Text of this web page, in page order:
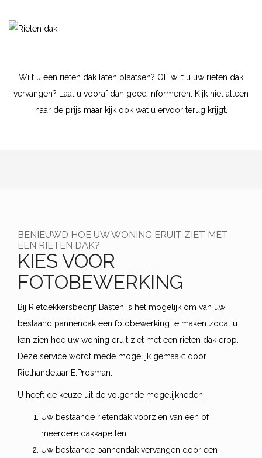
Wilt u een rieten dak laten plaatsen? OF wilt u uw rieten dak
vervangen? Laat u vooraf dan goed informeren. Kijk niet alleen
naar de prijs maar kijk ook wat u ervoor terug krijgt.
BENIEUWD HOE UW WONING ERUIT ZIET MET
EEN RIETEN DAK?
KIES VOOR
FOTOBEWERKING
Bij Rietdekkersbedrijf Basten is het mogelijk om van uw
bestaand pannendak een fotobewerking te maken zodat u
kan zien hoe uw woning eruit ziet met een rieten dak erop.
Deze service wordt mede mogelijk gemaakt door
Riethandelaar E.Prosman.
U heeft de keuze uit de volgende mogelijkheden:
Uw bestaande rietendak voorzien van een of
meerdere dakkapellen
Uw bestaande pannendak vervangen door een